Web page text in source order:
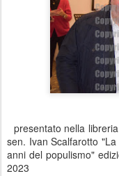
presentato nella
sen. Ivan Scalfarotto
anni del populismo"
2023